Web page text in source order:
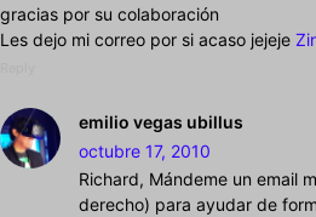
gracias por su colaboración
Les dejo mi correo por si acaso jejeje
emilio vegas ubillus
octubre 17, 2010
Richard, Mándeme un email
derecho) para ayudar de